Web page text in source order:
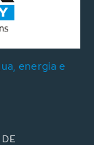
energia e